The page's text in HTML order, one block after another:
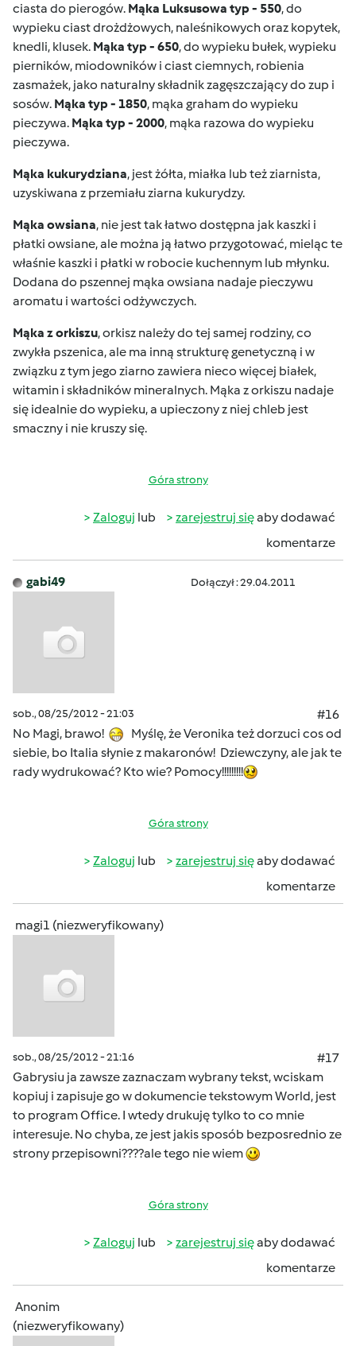
ciasta do pierogów. Mąka Luksusowa typ - 550, do
wypieku ciast drożdżowych, naleśnikowych oraz kopytek,
knedli, klusek. Mąka typ - 650, do wypieku bułek, wypieku
pierników, miodowników i ciast ciemnych, robienia
zasmażek, jako naturalny składnik zagęszczający do zup i
sosów. Mąka typ - 1850, mąka graham do wypieku
pieczywa. Mąka typ - 2000, mąka razowa do wypieku
pieczywa.
Mąka kukurydziana, jest żółta, miałka lub też ziarnista,
uzyskiwana z przemiału ziarna kukurydzy.
Mąka owsiana, nie jest tak łatwo dostępna jak kaszki i
płatki owsiane, ale można ją łatwo przygotować, mieląc te
właśnie kaszki i płatki w robocie kuchennym lub młynku.
Dodana do pszennej mąka owsiana nadaje pieczywu
aromatu i wartości odżywczych.
Mąka z orkiszu, orkisz należy do tej samej rodziny, co
zwykła pszenica, ale ma inną strukturę genetyczną i w
związku z tym jego ziarno zawiera nieco więcej białek,
witamin i składników mineralnych. Mąka z orkiszu nadaje
się idealnie do wypieku, a upieczony z niej chleb jest
smaczny i nie kruszy się.
Góra strony
Zaloguj lub zarejestruj sięaby dodawać
komentarze
gabi49 Dołączył : 29.04.2011
sob., 08/25/2012 - 21:03
#16
No Magi, brawo!
Myślę, że Veronika też dorzuci cos od
siebie, bo Italia słynie z makaronów! Dziewczyny, ale jak te
rady wydrukować? Kto wie? Pomocy!!!!!!!!!
Góra strony
Zaloguj lub zarejestruj sięaby dodawać
komentarze
magi1 (niezweryfikowany)
sob., 08/25/2012 - 21:16
#17
Gabrysiu ja zawsze zaznaczam wybrany tekst, wciskam
kopiuj i zapisuje go w dokumencie tekstowym World, jest
to program Office. I wtedy drukuję tylko to co mnie
interesuje. No chyba, ze jest jakis sposób bezposrednio ze
strony przepisowni????ale tego nie wiem
Góra strony
Zaloguj lub zarejestruj sięaby dodawać
komentarze
Anonim
(niezweryfikowany)